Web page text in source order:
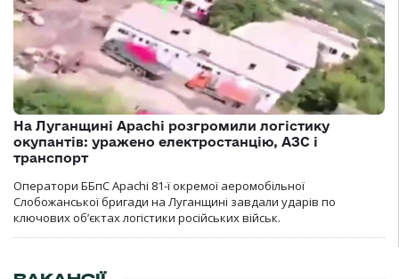
На Луганщині Apachi розгромили логістику
окупантів: уражено електростанцію, АЗС і
транспорт
Оператори ББпС Apachi 81-ї окремої аеромобільної
Слобожанської бригади на Луганщині завдали ударів по
ключових об’єктах логістики російських військ.